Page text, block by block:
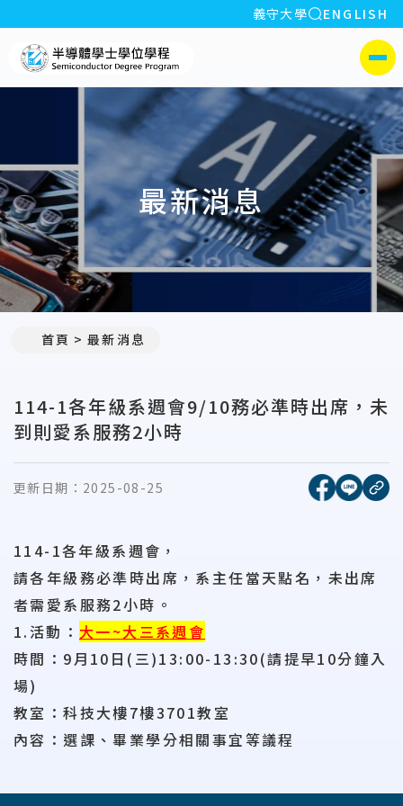
:::
義守大學 全站搜索
ENGLISH
義守大學半導體學士學位學程
側選單
最新消息
首頁 最新消息
114-1各年級系週會9/10務必準時出席，未
到則愛系服務2小時
更新日期： 2025-08-25 [另開新
[另開
複
114-1各年級系週會，
請各年級務必準時出席，系主任當天點名，未出席
者需愛系服務2小時。
1.活動： 大一~大三系週會
時間：9月10日(三)13:00-13:30(請提早10分鐘入
場)
教室：科技大樓7樓3701教室
內容：選課、畢業學分相關事宜等議程